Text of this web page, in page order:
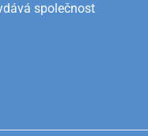
společnost